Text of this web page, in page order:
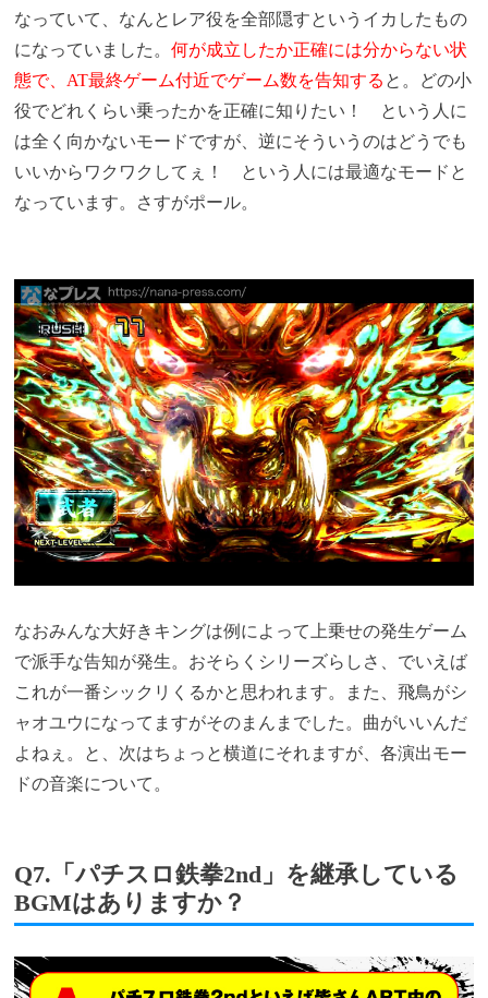
なっていて、なんとレア役を全部隠すというイカしたもの
になっていました。何が成立したか正確には分からない状
態で、AT最終ゲーム付近でゲーム数を告知する と。どの小
役でどれくらい乗ったかを正確に知りたい！ という人に
は全く向かないモードですが、逆にそういうのはどうでも
いいからワクワクしてぇ！ という人には最適なモードと
なっています。さすがポール。
なおみんな大好きキングは例によって上乗せの発生ゲーム
で派手な告知が発生。おそらくシリーズらしさ、でいえば
これが一番シックリくるかと思われます。また、飛鳥がシ
ャオユウになってますがそのまんまでした。曲がいいんだ
よねぇ。と、次はちょっと横道にそれますが、各演出モー
ドの音楽について。
Q7.「パチスロ鉄拳2nd」を継承している
BGMはありますか？